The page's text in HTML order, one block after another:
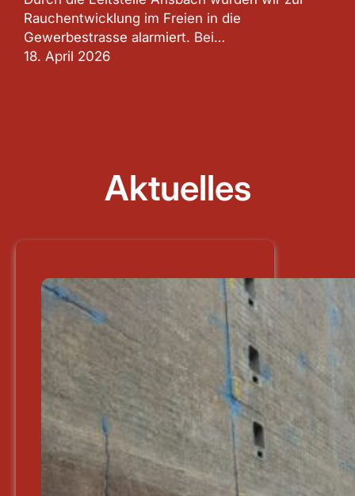
Rauchentwicklung im Freien in die
Gewerbestrasse alarmiert. Bei…
18. April 2026
Aktuelles